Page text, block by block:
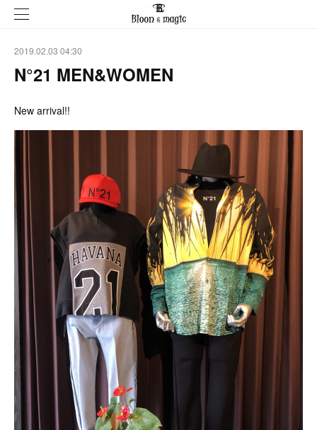
2019.02.03 04:30
N°21 MEN&WOMEN
New arrival!!